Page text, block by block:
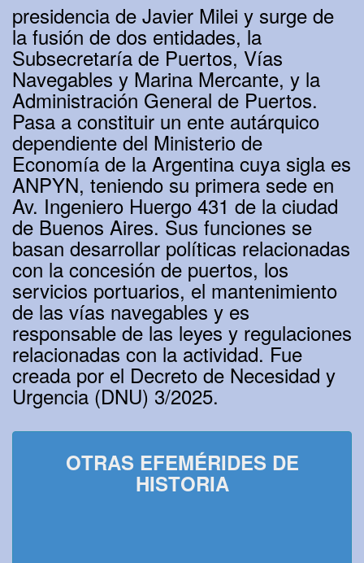
presidencia de Javier Milei y surge de
la fusión de dos entidades, la
Subsecretaría de Puertos, Vías
Navegables y Marina Mercante, y la
Administración General de Puertos.
Pasa a constituir un ente autárquico
dependiente del Ministerio de
Economía de la Argentina cuya sigla es
ANPYN, teniendo su primera sede en
Av. Ingeniero Huergo 431 de la ciudad
de Buenos Aires. Sus funciones se
basan desarrollar políticas relacionadas
con la concesión de puertos, los
servicios portuarios, el mantenimiento
de las vías navegables y es
responsable de las leyes y regulaciones
relacionadas con la actividad. Fue
creada por el Decreto de Necesidad y
Urgencia (DNU) 3/2025.
OTRAS EFEMÉRIDES DE
HISTORIA